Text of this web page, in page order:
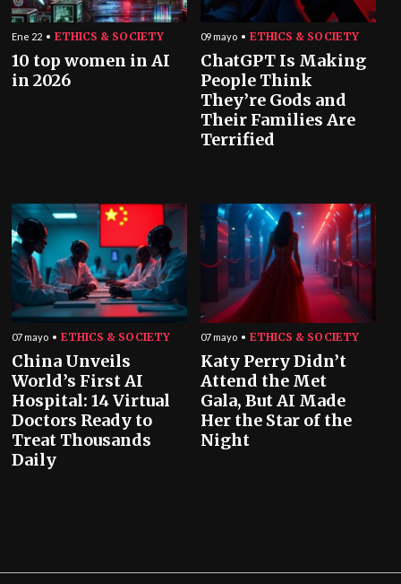
Ene 22 ETHICS & SOCIETY
10 top women in AI
in 2026
09 mayo ETHICS & SOCIETY
ChatGPT Is Making
People Think
They’re Gods and
Their Families Are
Terrified
07 mayo ETHICS & SOCIETY
China Unveils
World’s First AI
Hospital: 14 Virtual
Doctors Ready to
Treat Thousands
Daily
07 mayo ETHICS & SOCIETY
Katy Perry Didn’t
Attend the Met
Gala, But AI Made
Her the Star of the
Night